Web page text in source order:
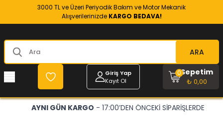
3000 TL ve Üzeri Periyodik Bakım ve Motor Mekanik
Alışverilerinizde KARGO BEDAVA!
ARA
Giriş Yap
Kayıt Ol
Sepetim
₺ 0,00
0
AYNI GÜN KARGO - 17:00’DEN ÖNCEKİ SİPARİŞLERDE